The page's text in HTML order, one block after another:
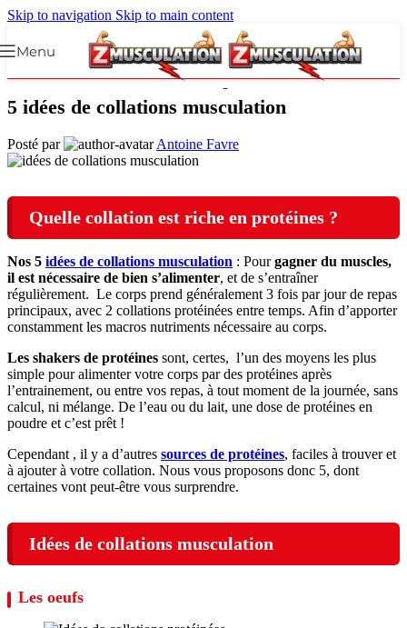
Skip to navigation Skip to main content
Menu
5 idées de collations musculation
Posté par Antoine Favre
Quelle collation est riche en protéines ?
Nos 5 idées de collations musculation : Pourgagner du muscles,
il est nécessaire de bien s’alimenter, et de s’entraîner
régulièrement. Le corps prend généralement 3 fois par jour de repas
principaux, avec 2 collations protéinées entre temps. Afin d’apporter
constamment les macros nutriments nécessaire au corps.
Les shakers de protéines sont, certes, l’un des moyens les plus
simple pour alimenter votre corps par des protéines après
l’entrainement, ou entre vos repas, à tout moment de la journée, sans
calcul, ni mélange. De l’eau ou du lait, une dose de protéines en
poudre et c’est prêt !
Cependant , il y a d’autres sources de protéines, faciles à trouver et
à ajouter à votre collation. Nous vous proposons donc 5, dont
certaines vont peut-être vous surprendre.
Idées de collations musculation
Les oeufs